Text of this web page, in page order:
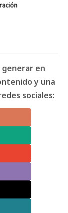
en
y una
sociales: